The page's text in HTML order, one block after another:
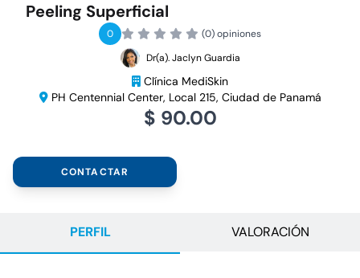
Peeling Superficial
0
(0) opiniones
Dr(a). Jaclyn Guardia
Clínica MediSkin
PH Centennial Center, Local 215, Ciudad de Panamá
$ 90.00
CONTACTAR
PERFIL VALORACIÓN